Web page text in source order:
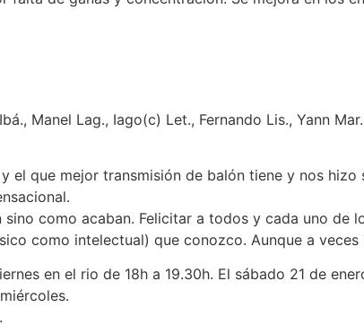
Manel Lag., Iago(c) Let., Fernando Lis., Yann
el que mejor transmisión de balón tiene y nos
como acaban. Felicitar a todos y cada uno
como intelectual) que conozco. Aunque a
en el rio de 18h a 19.30h. El sábado 21 de